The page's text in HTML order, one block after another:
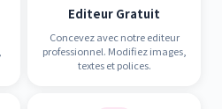
Editeur Gratuit
Concevez avec notre editeur
professionnel. Modifiez images,
textes et polices.